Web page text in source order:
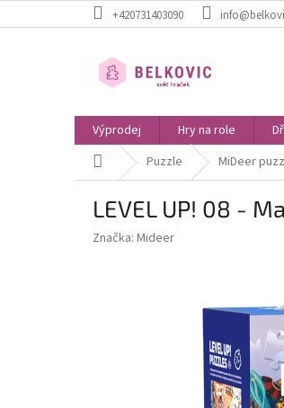
na
+420731403090
Výprodej Hry na role
Domů Puzzle MiDeer
LEVEL UP! 08 -
Značka: Mideer